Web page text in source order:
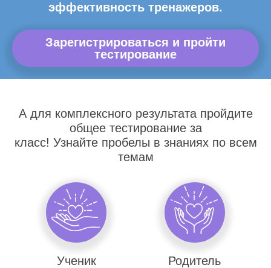
эффективность тренажеров.
Зарегистрироваться и пройти
тестирование
А для комплексного результата пройдите
общее тестирование за
класс! Узнайте пробелы в знаниях по всем
темам
Ученик Родитель